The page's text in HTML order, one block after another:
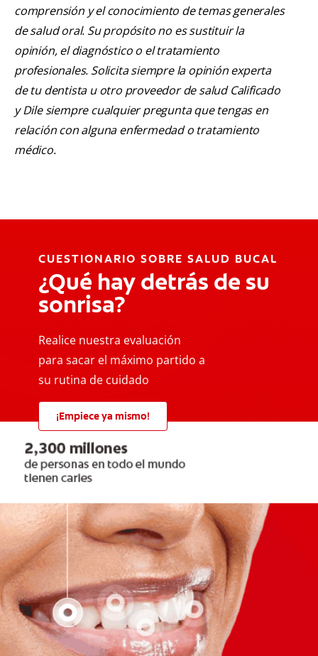
comprensión y el conocimiento de temas generales
de salud oral. Su propósito no es sustituir la
opinión, el diagnóstico o el tratamiento
profesionales. Solicita siempre la opinión experta
de tu dentista u otro proveedor de salud Calificado
y Dile siempre cualquier pregunta que tengas en
relación con alguna enfermedad o tratamiento
médico.
CUESTIONARIO SOBRE SALUD BUCAL
¿Qué hay detrás de su
sonrisa?
Realice nuestra evaluación
para sacar el máximo partido a
su rutina de cuidado
¡Empiece ya mismo!